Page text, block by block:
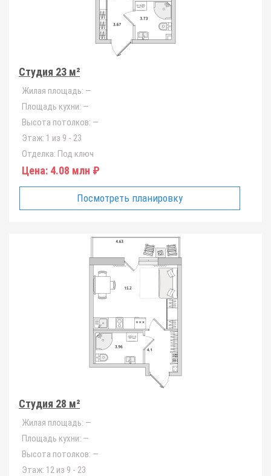
Студия 23 м²
Жилая площадь: —
Площадь кухни: —
Высота потолков: —
Этаж: 1 из 9 - 23
Отделка: Под ключ
Цена: 4.08 млн ₽
Посмотреть планировку
Студия 28 м²
Жилая площадь: —
Площадь кухни: —
Высота потолков: —
Этаж: 12 из 9 - 23